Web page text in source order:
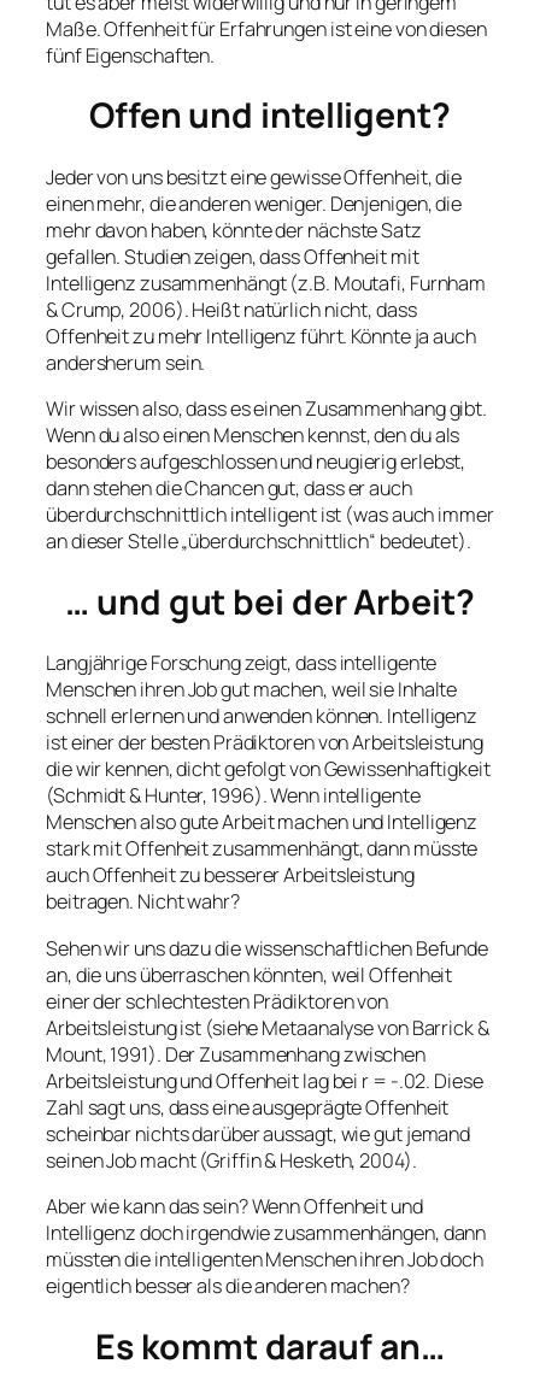
Maße. Offenheit für Erfahrungen ist eine von diesen
fünf Eigenschaften.
Offen und intelligent?
Jeder von uns besitzt eine gewisse Offenheit, die
einen mehr, die anderen weniger. Denjenigen, die
mehr davon haben, könnte der nächste Satz
gefallen. Studien zeigen, dass Offenheit mit
Intelligenz zusammenhängt (z.B. Moutafi, Furnham
& Crump, 2006). Heißt natürlich nicht, dass
Offenheit zu mehr Intelligenz führt. Könnte ja auch
andersherum sein.
Wir wissen also, dass es einen Zusammenhang gibt.
Wenn du also einen Menschen kennst, den du als
besonders aufgeschlossen und neugierig erlebst,
dann stehen die Chancen gut, dass er auch
überdurchschnittlich intelligent ist (was auch immer
an dieser Stelle „überdurchschnittlich“ bedeutet).
… und gut bei der Arbeit?
Langjährige Forschung zeigt, dass intelligente
Menschen ihren Job gut machen, weil sie Inhalte
schnell erlernen und anwenden können. Intelligenz
ist einer der besten Prädiktoren von Arbeitsleistung
die wir kennen, dicht gefolgt von Gewissenhaftigkeit
(Schmidt & Hunter, 1996). Wenn intelligente
Menschen also gute Arbeit machen und Intelligenz
stark mit Offenheit zusammenhängt, dann müsste
auch Offenheit zu besserer Arbeitsleistung
beitragen. Nicht wahr?
Sehen wir uns dazu die wissenschaftlichen Befunde
an, die uns überraschen könnten, weil Offenheit
einer der schlechtesten Prädiktoren von
Arbeitsleistung ist (siehe Metaanalyse von Barrick &
Mount, 1991). Der Zusammenhang zwischen
Arbeitsleistung und Offenheit lag bei r = -.02. Diese
Zahl sagt uns, dass eine ausgeprägte Offenheit
scheinbar nichts darüber aussagt, wie gut jemand
seinen Job macht (Griffin & Hesketh, 2004).
Aber wie kann das sein? Wenn Offenheit und
Intelligenz doch irgendwie zusammenhängen, dann
müssten die intelligenten Menschen ihren Job doch
eigentlich besser als die anderen machen?
Es kommt darauf an…